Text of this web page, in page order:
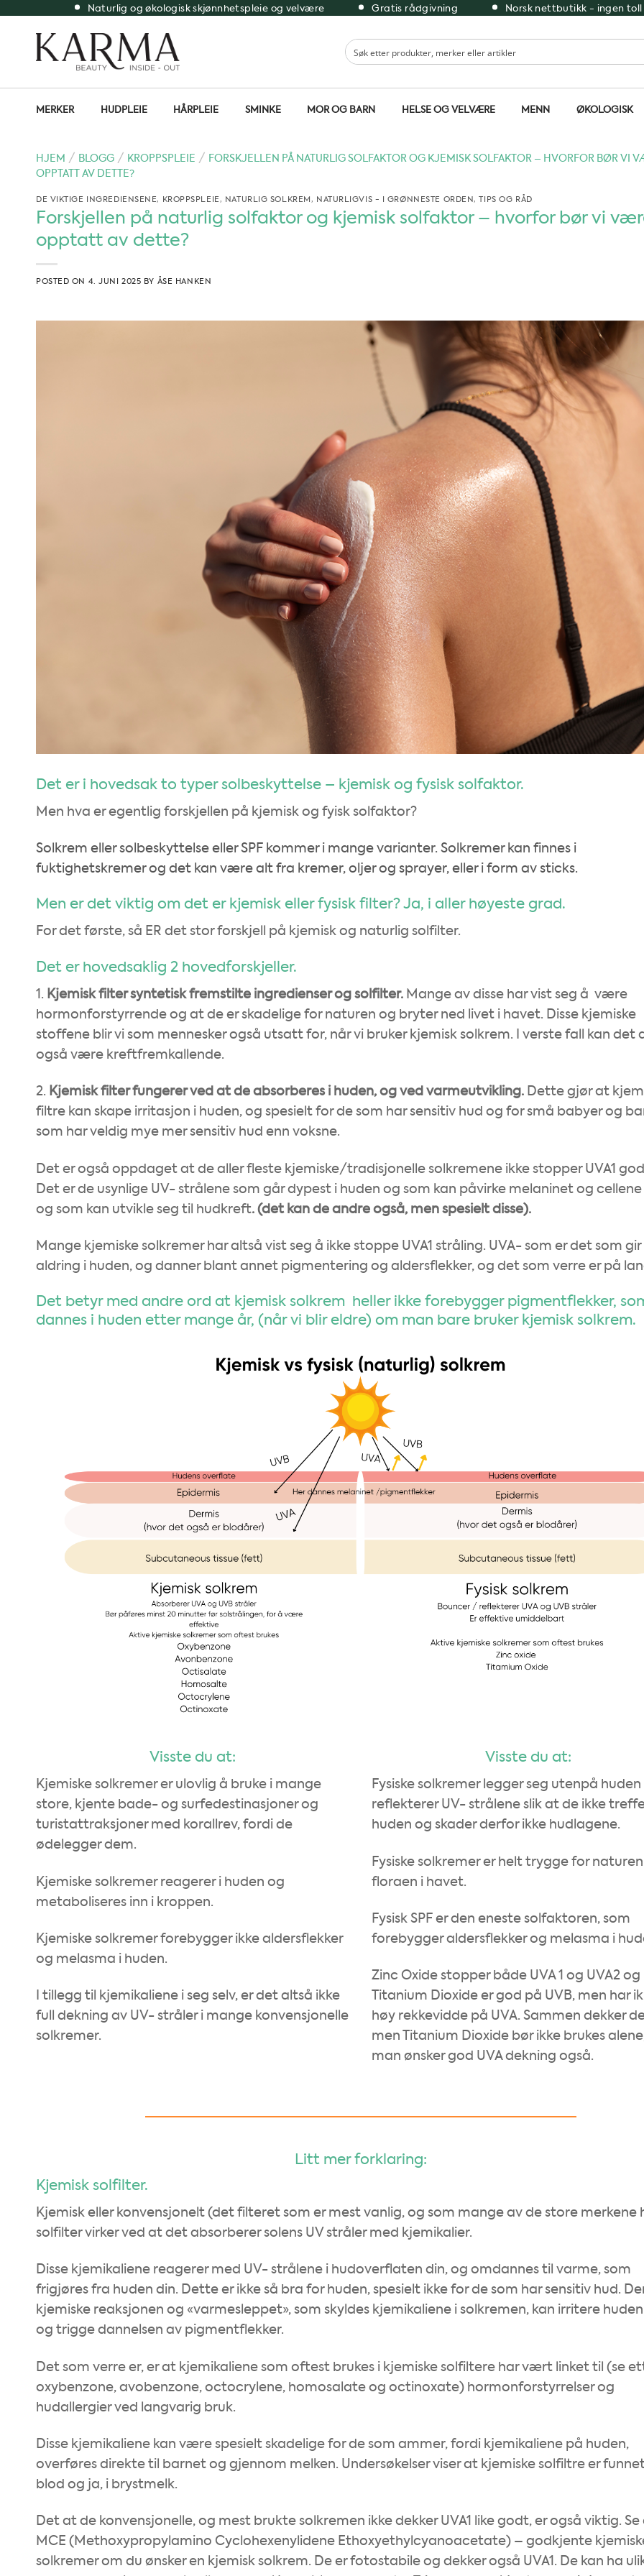
content
Naturlig og økologisk skjønnhetspleie og velvære Gratis rådgivning Norsk nettbutikk - ingen toll
MERKER HUDPLEIE HÅRPLEIE SMINKE MOR OG BARN HELSE OG VELVÆRE MENN ØKOLOGISK
HJEM / BLOGG / KROPPSPLEIE / FORSKJELLEN PÅ NATURLIG SOLFAKTOR OG KJEMISK SOLFAKTOR – HVORFOR BØR VI
OPPTATT AV DETTE?
DE VIKTIGE INGREDIENSENE, KROPPSPLEIE, NATURLIG SOLKREM, NATURLIGVIS - I GRØNNESTE ORDEN,TIPS OG RÅD
Forskjellen på naturlig solfaktor og kjemisk solfaktor – hvorfor bør vi
opptatt av dette?
POSTED ON 4. JUNI 2025 BY ÅSE HANKEN
Det er i hovedsak to typer solbeskyttelse – kjemisk og fysisk solfaktor.
Men hva er egentlig forskjellen på kjemisk og fyisk solfaktor?
Solkrem eller solbeskyttelse eller SPF kommer i mange varianter. Solkremer kan finnes i
fuktighetskremer og det kan være alt fra kremer, oljer og sprayer, eller i form av sticks.
Men er det viktig om det er kjemisk eller fysisk filter? Ja, i aller høyeste grad.
For det første, så ER det stor forskjell på kjemisk og naturlig solfilter.
Det er hovedsaklig 2 hovedforskjeller.
1. Kjemisk filter syntetisk fremstilte ingredienser og solfilter. Mange av disse har vist seg å være
hormonforstyrrende og at de er skadelige for naturen og bryter ned livet i havet. Disse kjemiske
stoffene blir vi som mennesker også utsatt for, når vi bruker kjemisk solkrem. I verste fall kan det
også være kreftfremkallende.
2. Kjemisk filter fungerer ved at de absorberes i huden, og ved varmeutvikling. Dette gjør at
filtre kan skape irritasjon i huden, og spesielt for de som har sensitiv hud og for små babyer og
som har veldig mye mer sensitiv hud enn voksne.
Det er også oppdaget at de aller fleste kjemiske/tradisjonelle solkremene ikke stopper UVA1
Det er de usynlige UV- strålene som går dypest i huden og som kan påvirke melaninet og
og som kan utvikle seg til hudkreft. (det kan de andre også, men spesielt disse).
Mange kjemiske solkremer har altså vist seg å ikke stoppe UVA1 stråling. UVA- som er det som gir
aldring i huden, og danner blant annet pigmentering og aldersflekker, og det som verre er på
Det betyr med andre ord at kjemisk solkrem heller ikke forebygger pigmentflekker,
dannes i huden etter mange år, (når vi blir eldre) om man bare bruker kjemisk solkrem.
Visste du at:
Kjemiske solkremer er ulovlig å bruke i mange
store, kjente bade- og surfedestinasjoner og
turistattraksjoner med korallrev, fordi de
ødelegger dem.
Kjemiske solkremer reagerer i huden og
metaboliseres inn i kroppen.
Kjemiske solkremer forebygger ikke aldersflekker
og melasma i huden.
I tillegg til kjemikaliene i seg selv, er det altså ikke
full dekning av UV- stråler i mange konvensjonelle
solkremer.
Visste du at:
Fysiske solkremer legger seg utenpå
reflekterer UV- strålene slik at de ikke
huden og skader derfor ikke hudlagene.
Fysiske solkremer er helt trygge for
floraen i havet.
Fysisk SPF er den eneste solfaktoren, som
forebygger aldersflekker og melasma i
Zinc Oxide stopper både UVA 1 og UVA2 og
Titanium Dioxide er god på UVB, men har
høy rekkevidde på UVA. Sammen dekker
men Titanium Dioxide bør ikke brukes
man ønsker god UVA dekning også.
Litt mer forklaring:
Kjemisk solfilter.
Kjemisk eller konvensjonelt (det filteret som er mest vanlig, og som mange av de store merkene
solfilter virker ved at det absorberer solens UV stråler med kjemikalier.
Disse kjemikaliene reagerer med UV- strålene i hudoverflaten din, og omdannes til varme, som
frigjøres fra huden din. Dette er ikke så bra for huden, spesielt ikke for de som har sensitiv hud.
kjemiske reaksjonen og «varmesleppet», som skyldes kjemikaliene i solkremen, kan irritere
og trigge dannelsen av pigmentflekker.
Det som verre er, er at kjemikaliene som oftest brukes i kjemiske solfiltere har vært linket til (se
oxybenzone, avobenzone, octocrylene, homosalate og octinoxate) hormonforstyrrelser og
hudallergier ved langvarig bruk.
Disse kjemikaliene kan være spesielt skadelige for de som ammer, fordi kjemikaliene på huden,
overføres direkte til barnet og gjennom melken. Undersøkelser viser at kjemiske solfiltre er
blod og ja, i brystmelk.
Det at de konvensjonelle, og mest brukte solkremen ikke dekker UVA1 like godt, er også viktig.
MCE (Methoxypropylamino Cyclohexenylidene Ethoxyethylcyanoacetate) – godkjente
solkremer om du ønsker en kjemisk solkrem. De er fotostabile og dekker også UVA1. De kan ha